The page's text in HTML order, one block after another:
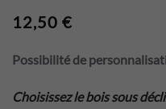
12,50 €
Possibilité de
Choisissez le bois sous